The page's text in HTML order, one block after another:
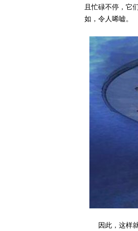
且忙碌不停，它
如，令人唏嘘。
因此，这样